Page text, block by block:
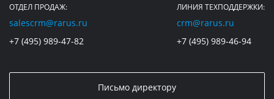
ОТДЕЛ ПРОДАЖ:
salescrm@rarus.ru
+7 (495) 989-47-82
ЛИНИЯ ТЕХПОДДЕРЖКИ:
crm@rarus.ru
+7 (495) 989-46-94
Письмо директору